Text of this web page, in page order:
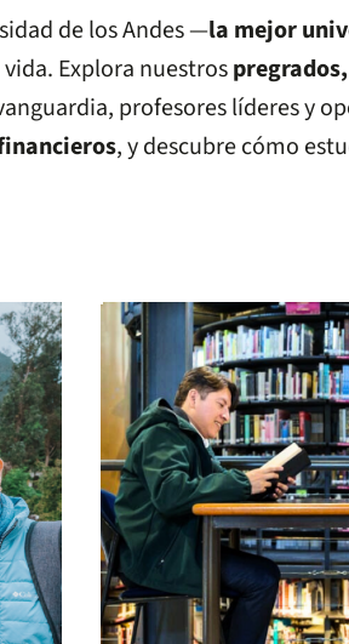
de los Andes —la mejor
Explora nuestros
profesores líderes y
, y descubre cómo